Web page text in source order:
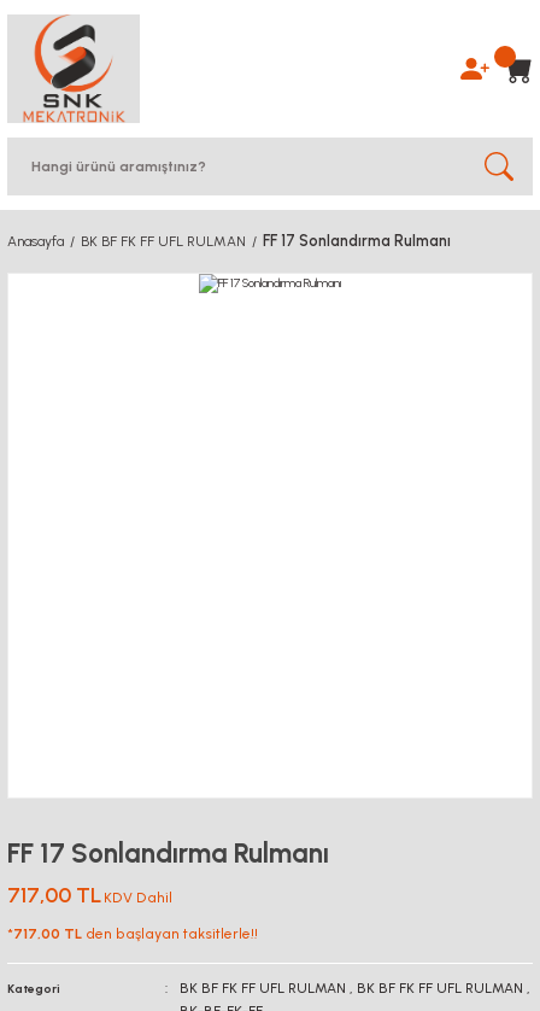
Anasayfa BK BF FK FF UFL RULMAN FF 17 Sonlandırma Rulmanı
FF 17 Sonlandırma Rulmanı
717,00 TL KDV Dahil
*717,00 TL den başlayan taksitlerle!!
Kategori BK BF FK FF UFL RULMAN , BK BF FK FF UFL RULMAN ,